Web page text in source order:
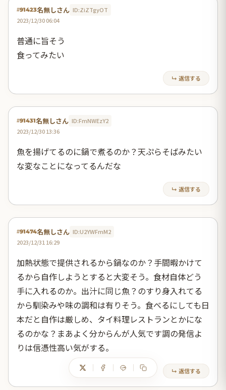
#91423名無しさん ID:ZiZTgyOT
2023/12/30 06:04
普通に旨そう
食ってみたい
↳ 返信する
#91431名無しさん ID:FmNWEzY2
2023/12/30 13:36
魚を揚げてるのに鍋で煮るのか？天ぷらそばみたい
な変なことになってるんだな
↳ 返信する
#91474名無しさん ID:U2YWFmM2
2023/12/31 16:29
加熱状態で提供されるから鍋なのか？手間暇かけて
るから自作しようとすると大変そう。食材自体どう
手に入れるのか。出汁に同じ魚？のすり身入れてる
から馴染みや味の調和は有りそう。食べるにしても日
本だと自作は厳しめ、タイ料理レストランとかにな
るのかな？まあよく分からんが人気です調の発信よ
りは信憑性高い気がする。
↳ 返信する